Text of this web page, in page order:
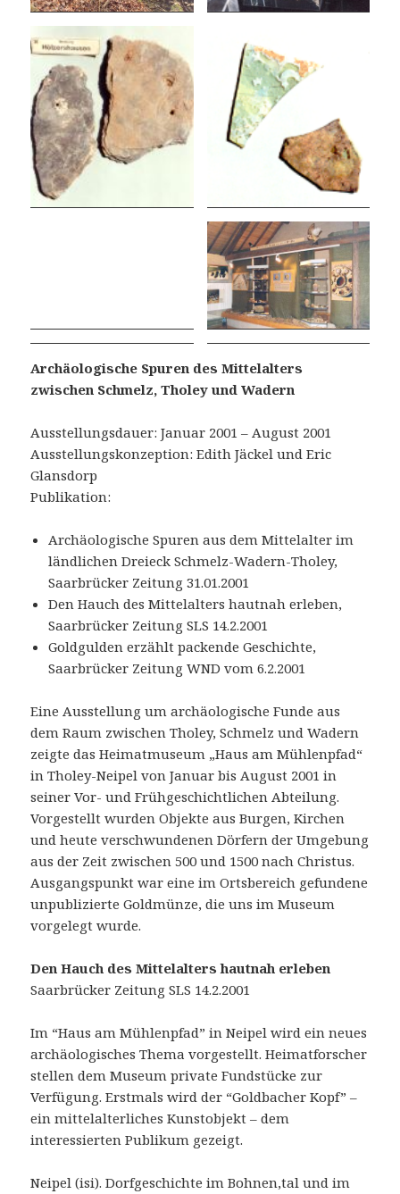
Archäologische Spuren des Mittelalters
zwischen Schmelz, Tholey und Wadern
Ausstellungsdauer: Januar 2001 – August 2001
Ausstellungskonzeption: Edith Jäckel und Eric
Glansdorp
Publikation:
Archäologische Spuren aus dem Mittelalter im
ländlichen Dreieck Schmelz-Wadern-Tholey,
Saarbrücker Zeitung 31.01.2001
Den Hauch des Mittelalters hautnah erleben,
Saarbrücker Zeitung SLS 14.2.2001
Goldgulden erzählt packende Geschichte,
Saarbrücker Zeitung WND vom 6.2.2001
Eine Ausstellung um archäologische Funde aus
dem Raum zwischen Tholey, Schmelz und Wadern
zeigte das Heimatmuseum „Haus am Mühlenpfad“
in Tholey-Neipel von Januar bis August 2001 in
seiner Vor- und Frühgeschichtlichen Abteilung.
Vorgestellt wurden Objekte aus Burgen, Kirchen
und heute verschwundenen Dörfern der Umgebung
aus der Zeit zwischen 500 und 1500 nach Christus.
Ausgangspunkt war eine im Ortsbereich gefundene
unpublizierte Goldmünze, die uns im Museum
vorgelegt wurde.
Den Hauch des Mittelalters hautnah erleben
Saarbrücker Zeitung SLS 14.2.2001
Im “Haus am Mühlenpfad” in Neipel wird ein neues
archäologisches Thema vorgestellt. Heimatforscher
stellen dem Museum private Fundstücke zur
Verfügung. Erstmals wird der “Goldbacher Kopf” –
ein mittelalterliches Kunstobjekt – dem
interessierten Publikum gezeigt.
Neipel (isi). Dorfgeschichte im Bohnen,tal und im